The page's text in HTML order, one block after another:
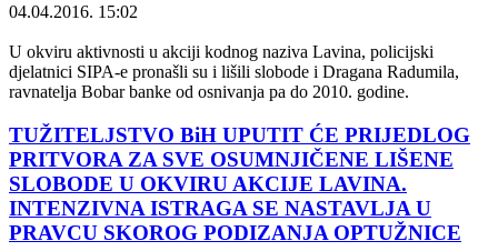
04.04.2016. 15:02
U okviru aktivnosti u akciji kodnog naziva Lavina, policijski
djelatnici SIPA-e pronašli su i lišili slobode i Dragana Radumila,
ravnatelja Bobar banke od osnivanja pa do 2010. godine.
TUŽITELJSTVO BiH UPUTIT ĆE PRIJEDLOG
PRITVORA ZA SVE OSUMNJIČENE LIŠENE
SLOBODE U OKVIRU AKCIJE LAVINA.
INTENZIVNA ISTRAGA SE NASTAVLJA U
PRAVCU SKOROG PODIZANJA OPTUŽNICE